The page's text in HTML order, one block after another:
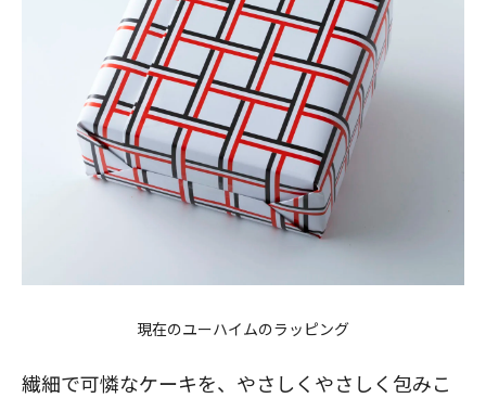
現在のユーハイムのラッピング
繊細で可憐なケーキを、やさしくやさしく包みこ